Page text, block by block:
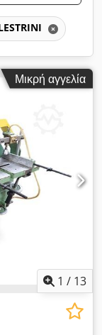
Μικρή αγγελία
1 / 13